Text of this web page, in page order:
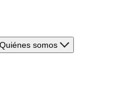
Quiénes somos